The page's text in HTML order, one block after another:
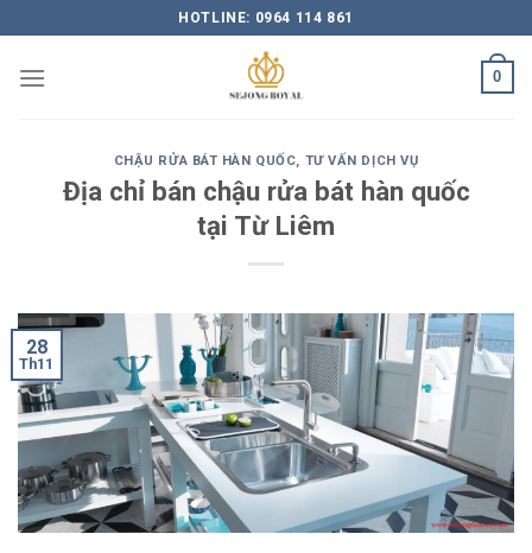
content
HOTLINE: 0964 114 861
0
CHẬU RỬA BÁT HÀN QUỐC, TƯ VẤN DỊCH VỤ
Địa chỉ bán chậu rửa bát hàn quốc
tại Từ Liêm
28
Th11